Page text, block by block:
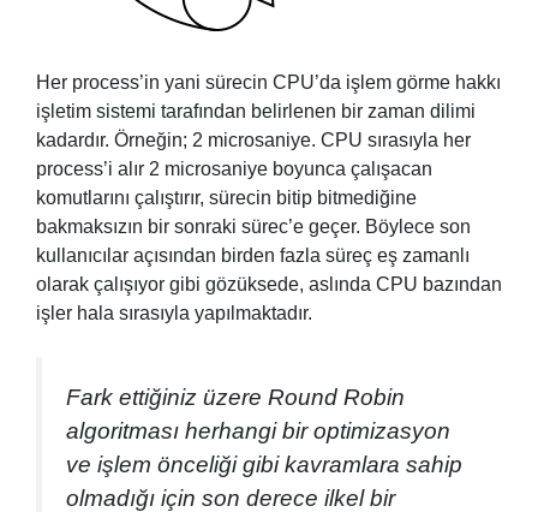
Her process’in yani sürecin CPU’da işlem görme hakkı
işletim sistemi tarafından belirlenen bir zaman dilimi
kadardır. Örneğin; 2 microsaniye. CPU sırasıyla her
process’i alır 2 microsaniye boyunca çalışacan
komutlarını çalıştırır, sürecin bitip bitmediğine
bakmaksızın bir sonraki sürec’e geçer. Böylece son
kullanıcılar açısından birden fazla süreç eş zamanlı
olarak çalışıyor gibi gözüksede, aslında CPU bazından
işler hala sırasıyla yapılmaktadır.
Fark ettiğiniz üzere Round Robin
algoritması herhangi bir optimizasyon
ve işlem önceliği gibi kavramlara sahip
olmadığı için son derece ilkel bir